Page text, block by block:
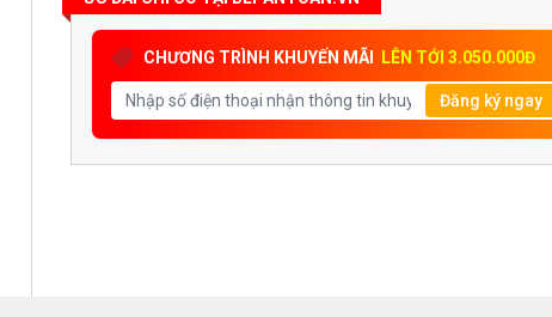
CHƯƠNG TRÌNH KHUYẾN MÃI LÊN TỚI 3.050.000Đ
Đăng ký ngay